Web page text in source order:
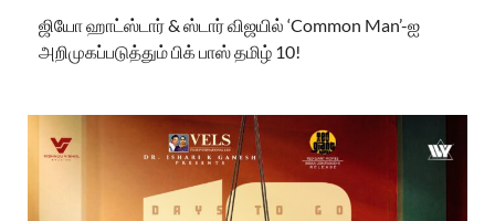
ஜியோ ஹாட்ஸ்டார் & ஸ்டார் விஜயில் ‘Common Man’-ஐ
அறிமுகப்படுத்தும் பிக் பாஸ் தமிழ் 10!